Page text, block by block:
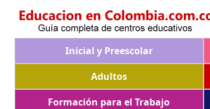
Inicial y Preescolar
Adultos
Formación para el Trabajo